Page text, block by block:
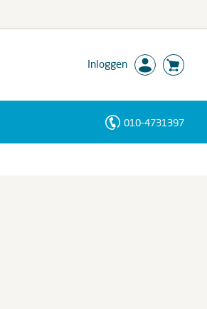
Inloggen
010-4731397